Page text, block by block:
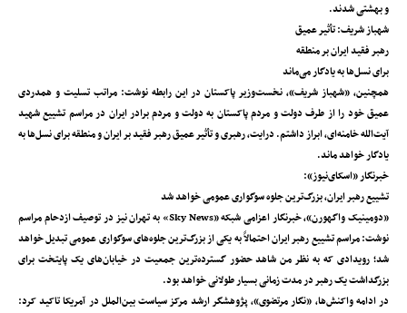
و بهشتی شدند.
شهباز شریف: تأثیر عمیق
رهبر فقید ایران بر منطقه
برای نسل‌ها به یادگار می‌ماند
همچنین، «شهباز شریف»، نخست‌وزیر پاکستان در این رابطه نوشت: مراتب تسلیت و همدردی
عمیق خود را از طرف دولت و مردم پاکستان به دولت و مردم برادر ایران در مراسم تشییع شهید
آیت‌الله خامنه‌ای، ابراز داشتم. درایت، رهبری و تأثیر عمیق رهبر فقید بر ایران و منطقه برای نسل‌ها به
یادگار خواهد ماند.
خبرنگار «اسکای‌نیوز»:
تشییع رهبر ایران، بزرگ‌ترین جلوه‌ سوگواری عمومی خواهد شد
«دومینیک واگهورن»، خبرنگار اعزامی شبکه «Sky News» به تهران نیز در توصیف ازدحام مراسم
نوشت: مراسم تشییع رهبر ایران احتمالاً به یکی از بزرگ‌ترین جلوه‌های سوگواری عمومی تبدیل خواهد
شد؛ رویدادی که به نظر من شاهد حضور گسترده‌ترین جمعیت در خیابان‌های یک پایتخت برای
بزرگداشت یک رهبر در مدت زمانی بسیار طولانی خواهد بود.
در ادامه واکنش‌ها‌، «نگار مرتضوی»، پژوهشگر ارشد مرکز سیاست بین‌الملل در آمریکا تاکید کرد: